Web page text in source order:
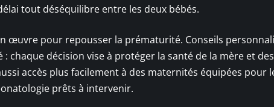
tout déséquilibre entre les deux bébés.
œuvre pour repousser la prématurité. Conseils
: chaque décision vise à protéger la santé de la mère et
accès plus facilement à des maternités équipées pour
prêts à intervenir.